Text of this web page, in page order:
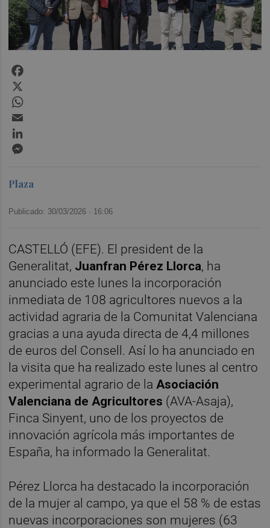
Plaza
Publicado: 30/03/2026 · 16:06
CASTELLÓ (EFE). El president de la
Generalitat, Juanfran Pérez Llorca, ha
anunciado este lunes la incorporación
inmediata de 108 agricultores nuevos a la
actividad agraria de la Comunitat Valenciana
gracias a una ayuda directa de 4,4 millones
de euros del Consell. Así lo ha anunciado en
la visita que ha realizado este lunes al centro
experimental agrario de laAsociación
Valenciana de Agricultores (AVA-Asaja),
Finca Sinyent, uno de los proyectos de
innovación agrícola más importantes de
España, ha informado la Generalitat.
Pérez Llorca ha destacado la incorporación
de la mujer al campo, ya que el 58 % de estas
nuevas incorporaciones son mujeres (63